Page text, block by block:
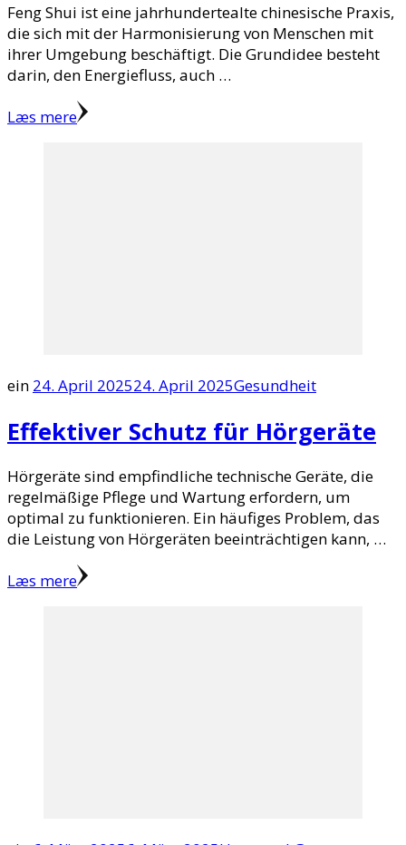
Feng Shui ist eine jahrhundertealte chinesische Praxis,
die sich mit der Harmonisierung von Menschen mit
ihrer Umgebung beschäftigt. Die Grundidee besteht
darin, den Energiefluss, auch …
Læs mere
ein 24. April 202524. April 2025Gesundheit
Effektiver Schutz für Hörgeräte
Hörgeräte sind empfindliche technische Geräte, die
regelmäßige Pflege und Wartung erfordern, um
optimal zu funktionieren. Ein häufiges Problem, das
die Leistung von Hörgeräten beeinträchtigen kann, …
Læs mere